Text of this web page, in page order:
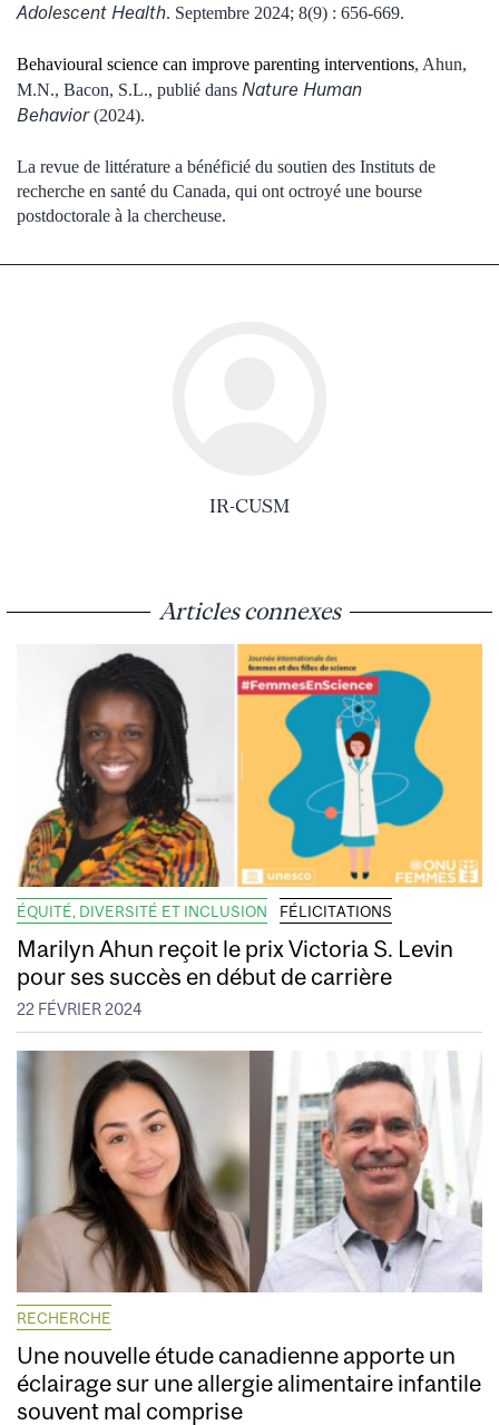
Adolescent Health. Septembre 2024; 8(9) : 656-669.
Behavioural science can improve parenting interventions, Ahun,
M.N., Bacon, S.L., publié dans Nature Human
Behavior(2024).
La revue de littérature a bénéficié du soutien des Instituts de
recherche en santé du Canada, qui ont octroyé une bourse
postdoctorale à la chercheuse.
IR-CUSM
Articles connexes
ÉQUITÉ, DIVERSITÉ ET INCLUSION FÉLICITATIONS
Marilyn Ahun reçoit le prix Victoria S. Levin
pour ses succès en début de carrière
22 FÉVRIER 2024
RECHERCHE
Une nouvelle étude canadienne apporte un
éclairage sur une allergie alimentaire infantile
souvent mal comprise